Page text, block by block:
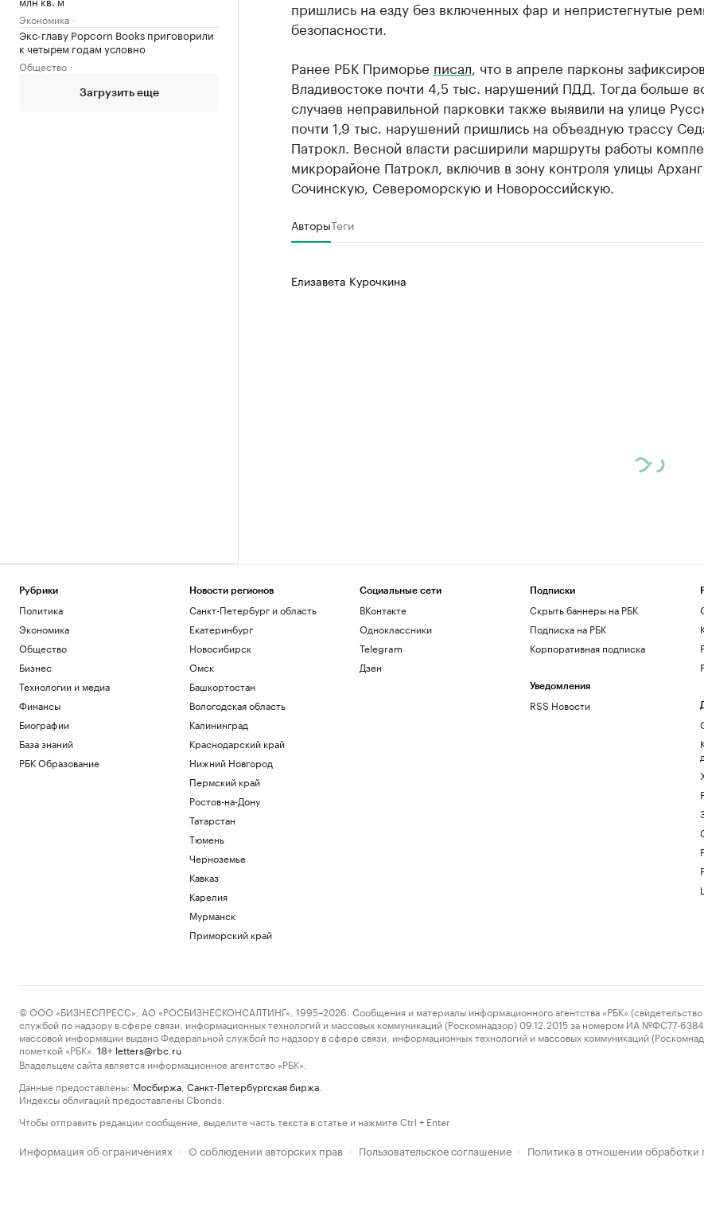
Экономика
Экс-главу Popcorn Books приговорили
к четырем годам условно
Общество
Загрузить еще
пришлись на езду без включенных фар и непристегнутые
безопасности.
Ранее РБК Приморье писал , что в апреле парконы
Владивостоке почти 4,5 тыс. нарушений ПДД. Тогда больше
случаев неправильной парковки также выявили на улице
почти 1,9 тыс. нарушений пришлись на объездную трассу
Патрокл. Весной власти расширили маршруты работы
микрорайоне Патрокл, включив в зону контроля улицы
Сочинскую, Североморскую и Новороссийскую.
АвторыТеги
Елизавета Курочкина
Рубрики
Политика
Экономика
Общество
Бизнес
Технологии и медиа
Финансы
Биографии
База знаний
РБК Образование
Новости регионов
Санкт-Петербург и область
Екатеринбург
Новосибирск
Омск
Башкортостан
Вологодская область
Калининград
Краснодарский край
Нижний Новгород
Пермский край
Ростов-на-Дону
Татарстан
Тюмень
Черноземье
Кавказ
Карелия
Мурманск
Приморский край
Социальные сети
ВКонтакте
Одноклассники
Telegram
Дзен
Подписки
Скрыть баннеры на РБК
Подписка на РБК
Корпоративная подписка
Уведомления
RSS Новости
© ООО «БИЗНЕСПРЕСС», АО «РОСБИЗНЕСКОНСАЛТИНГ», 1995–2026. Сообщения и материалы информационного агентства «РБК» (свидетельство
службой по надзору в сфере связи, информационных технологий и массовых коммуникаций (Роскомнадзор) 09.12.2015 за номером ИА №ФС77-
массовой информации выдано Федеральной службой по надзору в сфере связи, информационных технологий и массовых коммуникаций
пометкой «РБК».
18+ letters@rbc.ru
Владельцем сайта является информационное агентство «РБК».
Данные предоставлены: Мосбиржа Санкт-Петербургская биржа
Индексы облигаций предоставлены Cbonds.
Чтобы отправить редакции сообщение, выделите часть текста в статье и нажмите Ctrl + Enter
Информация об ограничениях · О соблюдении авторских прав · Пользовательское соглашение · Политика в отношении обработки